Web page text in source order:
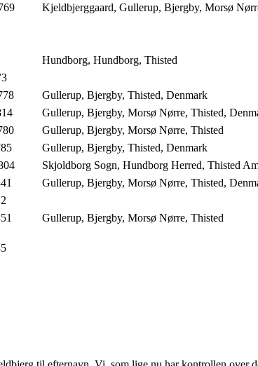
Kjeldbjerggaard, Gullerup, Bjergby, Morsø
Hundborg, Hundborg, Thisted
Gullerup, Bjergby, Thisted, Denmark
Gullerup, Bjergby, Morsø Nørre, Thisted,
Gullerup, Bjergby, Morsø Nørre, Thisted
Gullerup, Bjergby, Thisted, Denmark
Skjoldborg Sogn, Hundborg Herred, Thisted
Gullerup, Bjergby, Morsø Nørre, Thisted,
Gullerup, Bjergby, Morsø Nørre, Thisted